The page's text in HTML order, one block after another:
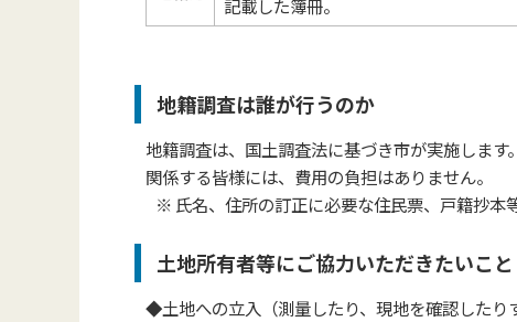
記載した簿冊。
地籍調査は誰が行うのか
地籍調査は、国土調査法に基づき市が実施します。
関係する皆様には、費用の負担はありません。
※ 氏名、住所の訂正に必要な住民票、戸籍抄本
土地所有者等にご協力いただきたいこと
◆土地への立入（測量したり、現地を確認したり